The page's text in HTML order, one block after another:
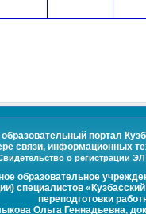
портал
связи, информационных
о регистрации
образовательное
специалистов
переподготовки
Ольга Геннадьевна,